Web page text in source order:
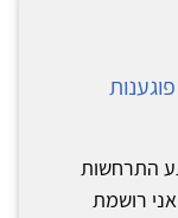
התרחשות
רושמת